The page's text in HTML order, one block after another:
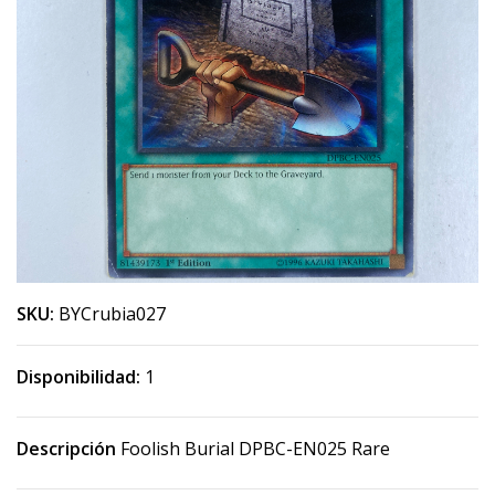
SKU: BYCrubia027
Disponibilidad: 1
Descripción Foolish Burial DPBC-EN025 Rare